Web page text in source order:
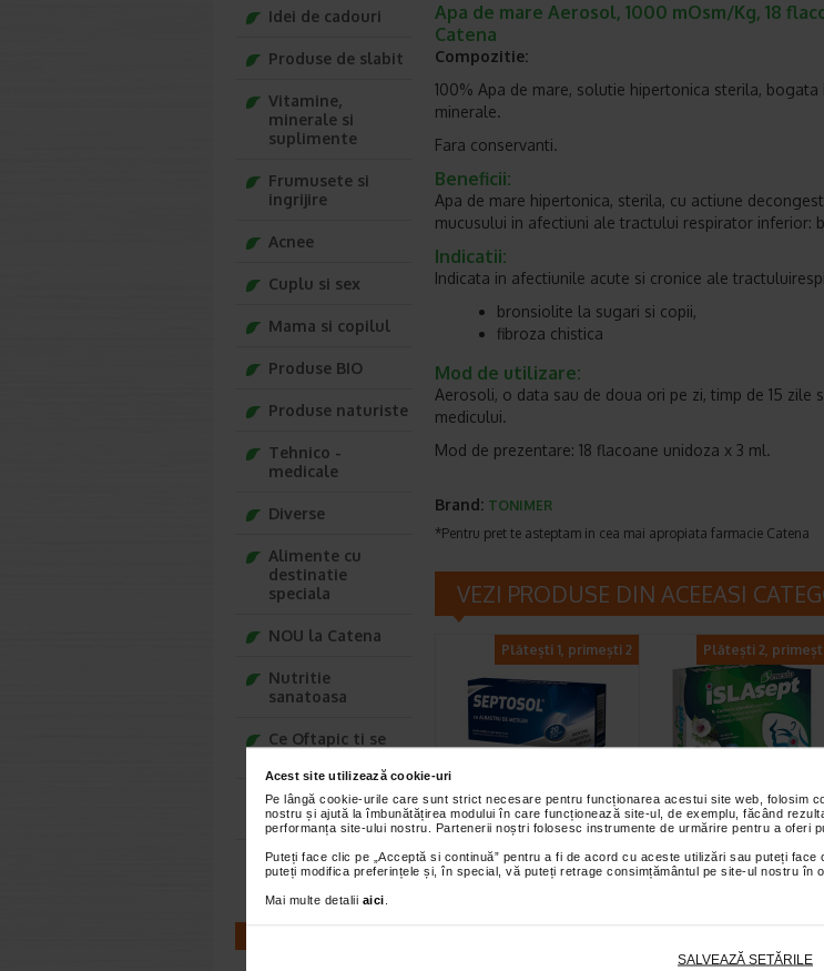
Acest site utilizează cookie-uri
Pe lângă cookie-urile care sunt strict necesare pentru funcționarea acestui site web, folosim
nostru și ajută la îmbunătățirea modului în care funcționează site-ul, de exemplu, făcând
performanța site-ului nostru. Partenerii noștri folosesc instrumente de urmărire pentru a oferi
Puteți face clic pe „Acceptă si continuă” pentru a fi de acord cu aceste utilizări sau puteți
puteți modifica preferințele și, în special, vă puteți retrage consimțământul pe site-ul nostru în
Mai multe detalii aici
SALVEAZĂ SETĂRILE
Apa de mare Aerosol, 1000 mOsm/Kg, 18
Catena
Compozitie:
100% Apa de mare, solutie hipertonica sterila,
minerale.
Fara conservanti.
Beneficii:
Apa de mare hipertonica, sterila, cu actiune
mucusului in afectiuni ale tractului respirator inferior:
Indicatii:
Indicata in afectiunile acute si cronice ale
bronsiolite la sugari si copii,
fibroza chistica
Mod de utilizare:
Aerosoli, o data sau de doua ori pe zi, timp de 15 zile
medicului.
Mod de prezentare: 18 flacoane unidoza x 3 ml.
Brand: TONIMER
*Pentru pret te asteptam in cea mai apropiata farmacie Catena
VEZI PRODUSE DIN ACEEASI
Plătești 1, primești 2
Septosol cu albastru
de metilen, 20
comprimate de…
Septosol cu albastru de metilen
Plătești 2,
Islasept, 24 de
drajeuri de supt, cu
aroma de coacaze…
Benesio ISLAsept este un
Idei de cadouri
Produse de slabit
Vitamine,
minerale si
suplimente
Frumusete si
ingrijire
Acnee
Cuplu si sex
Mama si copilul
Produse BIO
Produse naturiste
Tehnico -
medicale
Diverse
Alimente cu
destinatie
speciala
NOU la Catena
Nutritie
sanatoasa
Ce Oftapic ti se
Adora – Adorabili
din prima clipa
Seturi cadou
Baylis&Harding